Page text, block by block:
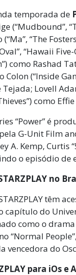
temporada de
(“Mudbound”,
“The
“Hawaii
como Rashad
Colon (“Inside
Tejada; Lovell
como
“Power” é
pela G-Unit Film
A. Kemp, Curtis
o episódio de
no
têm
capítulo do
como o
“Normal
vencedora do
para iOs e